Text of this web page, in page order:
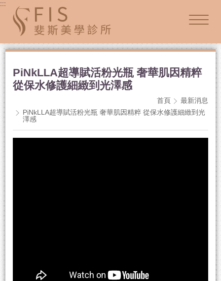
:::
PiNkLLA超導賦活粉光瓶 奢華肌因精粹
從保水修護細緻到光澤感
首頁
最新消息
PiNkLLA超導賦活粉光瓶 奢華肌因精粹 從保水修護細緻到光
澤感